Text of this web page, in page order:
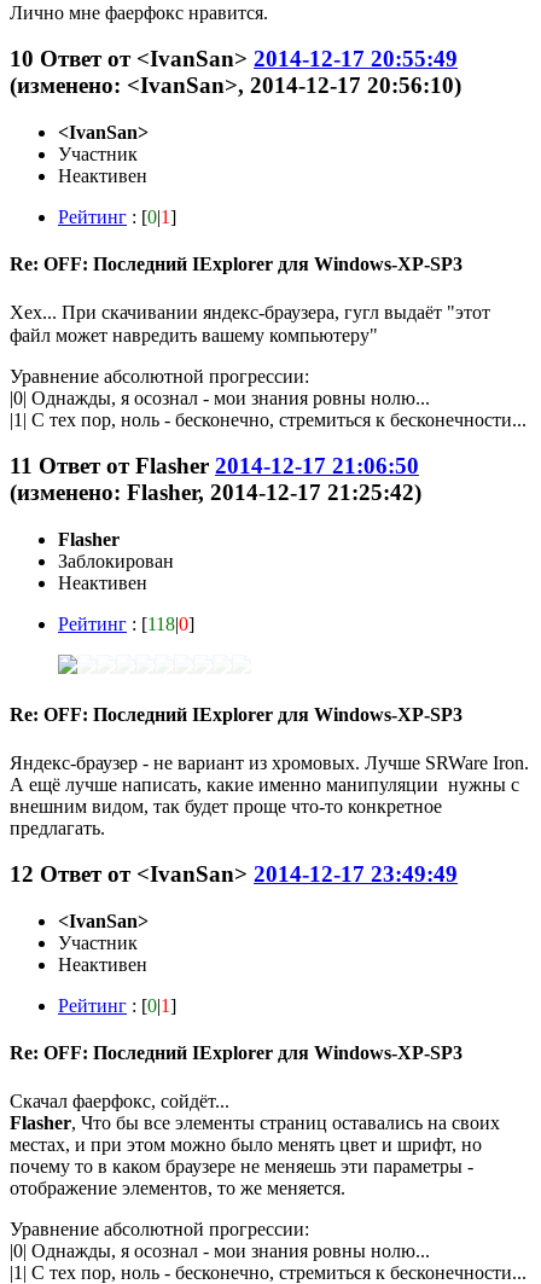
Лично мне фаерфокс нравится.
10 Ответ от <IvanSan> 2014-12-17 20:55:49
(изменено: <IvanSan>, 2014-12-17 20:56:10)
<IvanSan>
Участник
Неактивен
Рейтинг : [0|1]
Re: OFF: Последний IExplorer для Windows-XP-SP3
Хех... При скачивании яндекс-браузера, гугл выдаёт "этот
файл может навредить вашему компьютеру"
Уравнение абсолютной прогрессии:
|0| Однажды, я осознал - мои знания ровны нолю...
|1| С тех пор, ноль - бесконечно, стремиться к бесконечности...
11 Ответ отFlasher 2014-12-17 21:06:50
(изменено: Flasher, 2014-12-17 21:25:42)
Flasher
Заблокирован
Неактивен
Рейтинг : [118|0]
Re: OFF: Последний IExplorer для Windows-XP-SP3
Яндекс-браузер - не вариант из хромовых. Лучше SRWare Iron.
А ещё лучше написать, какие именно манипуляции нужны с
внешним видом, так будет проще что-то конкретное
предлагать.
12 Ответ от <IvanSan> 2014-12-17 23:49:49
<IvanSan>
Участник
Неактивен
Рейтинг : [0|1]
Re: OFF: Последний IExplorer для Windows-XP-SP3
Скачал фаерфокс, сойдёт...
Flasher, Что бы все элементы страниц оставались на своих
местах, и при этом можно было менять цвет и шрифт, но
почему то в каком браузере не меняешь эти параметры -
отображение элементов, то же меняется.
Уравнение абсолютной прогрессии:
|0| Однажды, я осознал - мои знания ровны нолю...
|1| С тех пор, ноль - бесконечно, стремиться к бесконечности...